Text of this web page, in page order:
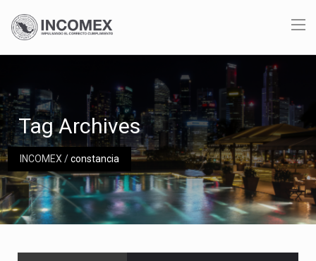
INCOMEX/constancia
Tag Archives